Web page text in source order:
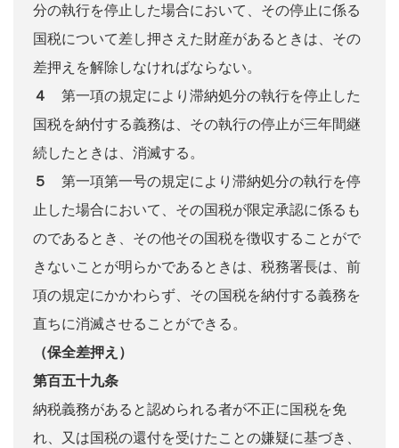
分の執行を停止した場合において、その停止に係る
国税について差し押さえた財産があるときは、その
差押えを解除しなければならない。
４
第一項の規定により滞納処分の執行を停止した
国税を納付する義務は、その執行の停止が三年間継
続したときは、消滅する。
５
第一項第一号の規定により滞納処分の執行を停
止した場合において、その国税が限定承認に係るも
のであるとき、その他その国税を徴収することがで
きないことが明らかであるときは、税務署長は、前
項の規定にかかわらず、その国税を納付する義務を
直ちに消滅させることができる。
（保全差押え）
第百五十九条
納税義務があると認められる者が不正に国税を免
れ、又は国税の還付を受けたことの嫌疑に基づき、